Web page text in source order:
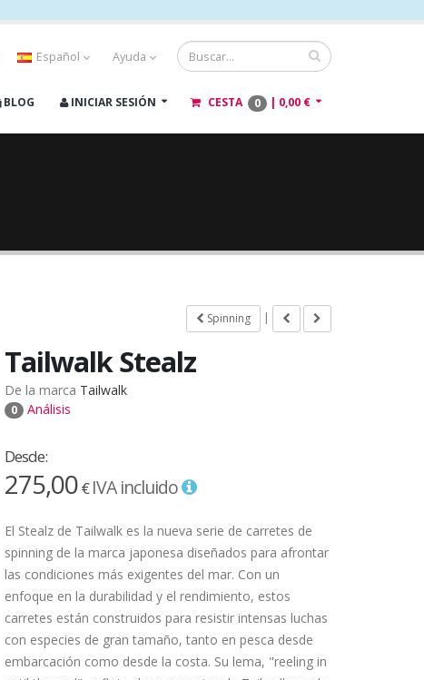
Español Ayuda
BLOG INICIAR SESIÓN CESTA 0 | 0,00 €
Spinning |
Tailwalk Stealz
De la marca Tailwalk
0 Análisis
Desde:
275,00€IVA incluido
El Stealz de Tailwalk es la nueva serie de carretes de
spinning de la marca japonesa diseñados para afrontar
las condiciones más exigentes del mar. Con un
enfoque en la durabilidad y el rendimiento, estos
carretes están construidos para resistir intensas luchas
con especies de gran tamaño, tanto en pesca desde
embarcación como desde la costa. Su lema, "reeling in